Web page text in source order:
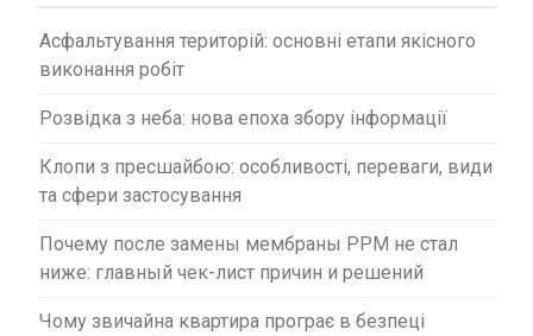
Асфальтування територій: основні етапи якісного
виконання робіт
Розвідка з неба: нова епоха збору інформації
Клопи з пресшайбою: особливості, переваги, види
та сфери застосування
Почему после замены мембраны PPM не стал
ниже: главный чек-лист причин и решений
Чому звичайна квартира програє в безпеці